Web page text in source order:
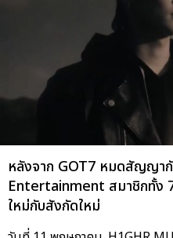
หลังจาก GOT7 หมดสัญญากั
Entertainment สมาชิกทั้ง 7
ใหม่กับสังกัดใหม่